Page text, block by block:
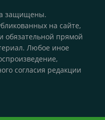
защищены.
на сайте,
обязательной прямой
Любое иное
согласия редакции